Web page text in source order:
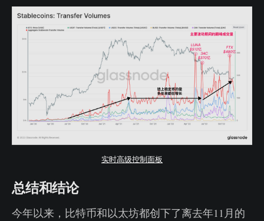
实时高级控制面板
总结和结论
今年以来，比特币和以太坊都创下了离去年11月的